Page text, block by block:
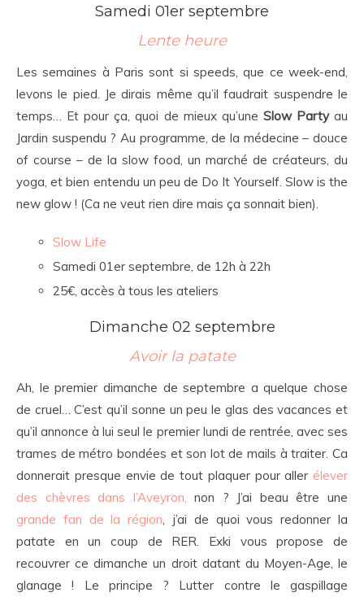
Samedi 01er septembre
Lente heure
Les semaines à Paris sont si speeds, que ce week-end,
levons le pied. Je dirais même qu’il faudrait suspendre le
temps… Et pour ça, quoi de mieux qu’une Slow Partyau
Jardin suspendu ? Au programme, de la médecine – douce
of course – de la slow food, un marché de créateurs, du
yoga, et bien entendu un peu de Do It Yourself. Slow is the
new glow ! (Ca ne veut rien dire mais ça sonnait bien).
Slow Life
Samedi 01er septembre, de 12h à 22h
25€, accès à tous les ateliers
Dimanche 02 septembre
Avoir la patate
Ah, le premier dimanche de septembre a quelque chose
de cruel… C’est qu’il sonne un peu le glas des vacances et
qu’il annonce à lui seul le premier lundi de rentrée, avec ses
trames de métro bondées et son lot de mails à traiter. Ca
donnerait presque envie de tout plaquer pour aller élever
des chèvres dans l’Aveyron,
non ? J’ai beau être une
grande fan de la région , j’ai de quoi vous redonner la
patate en un coup de RER. Exki vous propose de
recouvrer ce dimanche un droit datant du Moyen-Age, le
glanage ! Le principe ? Lutter contre le gaspillage